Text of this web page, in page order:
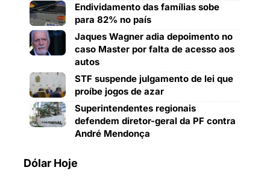
Endividamento das famílias sobe
para 82% no país
Jaques Wagner adia depoimento no
caso Master por falta de acesso aos
autos
STF suspende julgamento de lei que
proíbe jogos de azar
Superintendentes regionais
defendem diretor-geral da PF contra
André Mendonça
Dólar Hoje